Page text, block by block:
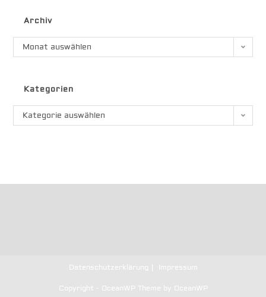
Archiv
Archiv
Monat auswählen
Kategorien
Kategorien
Kategorie auswählen
Datenschutzerklärung Impressum
Copyright - OceanWP Theme by OceanWP